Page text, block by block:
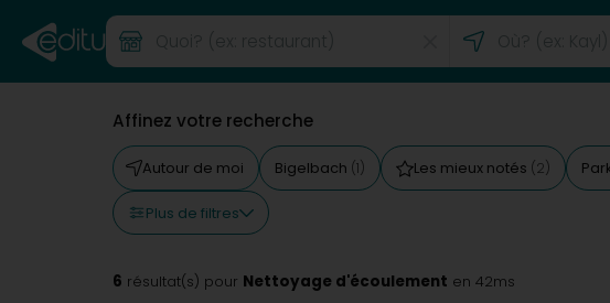
Affinez votre recherche
Autour de moi Bigelbach (1) Les mieux notés (2)
Plus de filtres
6 résultat(s) pour Nettoyage d'écoulement en 42ms